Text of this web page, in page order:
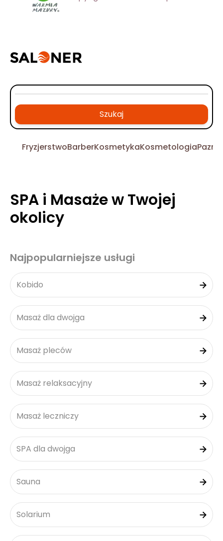
Szukaj
FryzjerstwoBarberKosmetykaKosmetologia
SPA i Masaże w Twojej
okolicy
Najpopularniejsze usługi
Kobido
Masaż dla dwojga
Masaż pleców
Masaż relaksacyjny
Masaż leczniczy
SPA dla dwojga
Sauna
Solarium